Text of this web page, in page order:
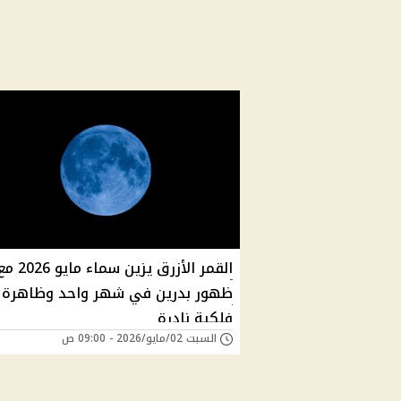
القمر الأزرق يزين
ظهور بدرين في شهر واحد وظاهرة
فلكية نادرة
السبت 02/مايو/2026 - 09:00 ص